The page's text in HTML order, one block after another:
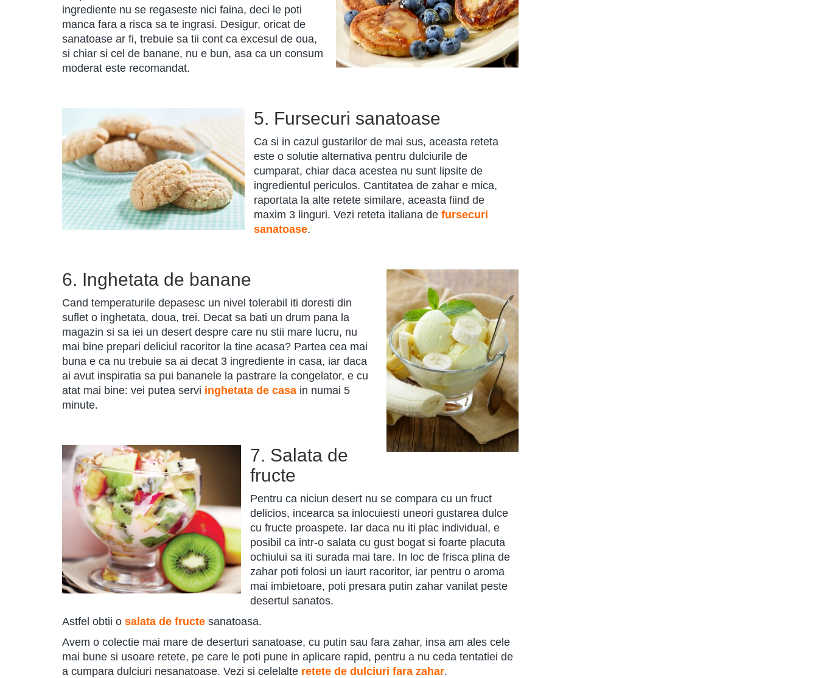
ingrediente nu se regaseste nici faina, deci le poti
manca fara a risca sa te ingrasi. Desigur, oricat de
sanatoase ar fi, trebuie sa tii cont ca excesul de oua,
si chiar si cel de banane, nu e bun, asa ca un consum
moderat este recomandat.
5. Fursecuri sanatoase
Ca si in cazul gustarilor de mai sus, aceasta reteta
este o solutie alternativa pentru dulciurile de
cumparat, chiar daca acestea nu sunt lipsite de
ingredientul periculos. Cantitatea de zahar e mica,
raportata la alte retete similare, aceasta fiind de
maxim 3 linguri. Vezi reteta italiana de fursecuri
sanatoase.
6. Inghetata de banane
Cand temperaturile depasesc un nivel tolerabil iti doresti din
suflet o inghetata, doua, trei. Decat sa bati un drum pana la
magazin si sa iei un desert despre care nu stii mare lucru, nu
mai bine prepari deliciul racoritor la tine acasa? Partea cea mai
buna e ca nu trebuie sa ai decat 3 ingrediente in casa, iar daca
ai avut inspiratia sa pui bananele la pastrare la congelator, e cu
atat mai bine: vei putea servi inghetata de casa in numai 5
minute.
7. Salata de
fructe
Pentru ca niciun desert nu se compara cu un fruct
delicios, incearca sa inlocuiesti uneori gustarea dulce
cu fructe proaspete. Iar daca nu iti plac individual, e
posibil ca intr-o salata cu gust bogat si foarte placuta
ochiului sa iti surada mai tare. In loc de frisca plina de
zahar poti folosi un iaurt racoritor, iar pentru o aroma
mai imbietoare, poti presara putin zahar vanilat peste
desertul sanatos.
Astfel obtii o salata de fructe sanatoasa.
Avem o colectie mai mare de deserturi sanatoase, cu putin sau fara zahar, insa am ales cele
mai bune si usoare retete, pe care le poti pune in aplicare rapid, pentru a nu ceda tentatiei de
a cumpara dulciuri nesanatoase. Vezi si celelalte retete de dulciuri fara zahar.